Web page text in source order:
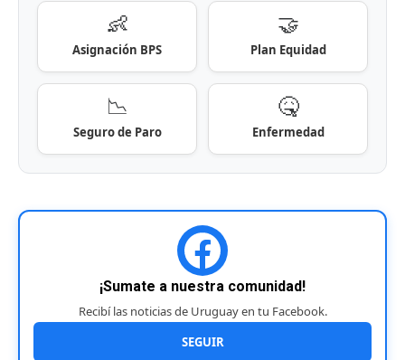
👶
Asignación BPS
🤝
Plan Equidad
📉
Seguro de Paro
🤒
Enfermedad
¡Sumate a nuestra comunidad!
Recibí las noticias de Uruguay en tu Facebook.
SEGUIR